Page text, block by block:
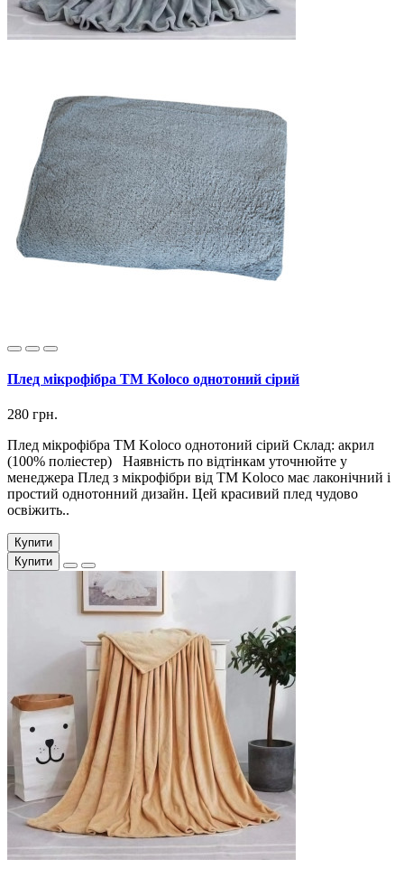
Плед мікрофібра ТМ Koloco однотоний сірий
280 грн.
Плед мікрофібра ТМ Koloco однотоний сірий Склад: акрил
(100% поліестер) Наявність по відтінкам уточнюйте у
менеджера Плед з мікрофібри від ТМ Koloco має лаконічний і
простий однотонний дизайн. Цей красивий плед чудово
освіжить..
Купити
Купити